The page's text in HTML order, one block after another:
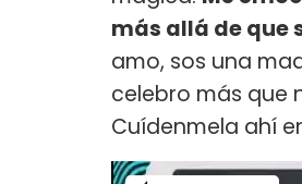
más allá de que
amo, sos una
celebro más que
Cuídenmela ahí